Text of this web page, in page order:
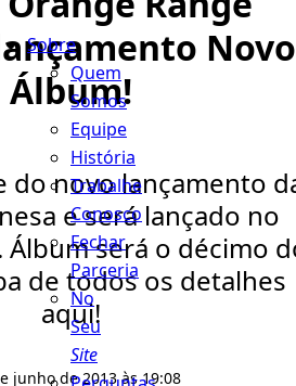
Sobre
Quem
Somos
Equipe
História
Trabalhe
Conosco
Fechar
Parceria
No
Seu
Site
Novo
Álbum!
do novo lançamento
e será lançado no
será o décimo
de todos os detalhes
aqui!
junho de 2013 às 19:08